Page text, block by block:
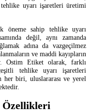
tehlike uyarı işaretleri üretimi
öneme sahip tehlike uyarı
değil, aynı zamanda
adına da vazgeçilmez
ve maddi kayıpların
Ostim Etiket olarak, farklı
tehlike uyarı işaretleri
her biri, uluslararası ve yerel
Özellikleri